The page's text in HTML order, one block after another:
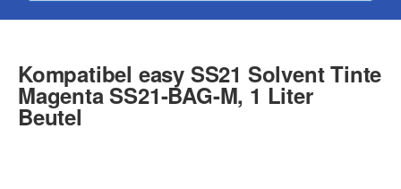
Kompatibel easy SS21 Solvent Tinte
Magenta SS21-BAG-M, 1 Liter
Beutel